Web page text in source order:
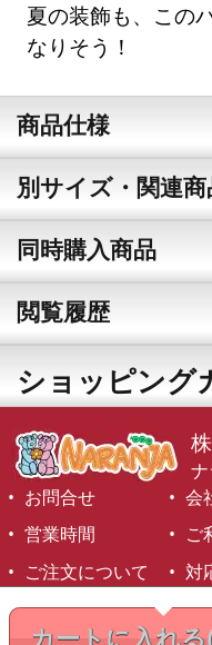
カートに入れる
夏の装飾も、この
なりそう！
商品仕様
別サイズ・関連商
同時購入商品
閲覧履歴
ショッピング
お問合せ
会
営業時間
ご
ご注文について
対
©1999-2026